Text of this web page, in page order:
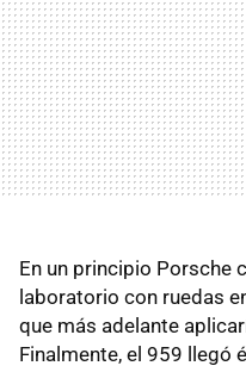
En un principio Porsche
laboratorio con ruedas
que más adelante
Finalmente, el 959 llegó